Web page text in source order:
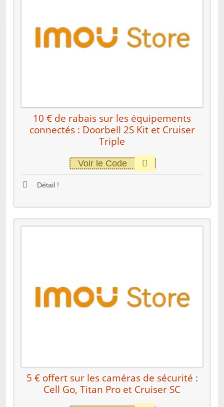
10 € de rabais sur les équipements
connectés : Doorbell 2S Kit et Cruiser
Triple
Voir le Code
Détail !
5 € offert sur les caméras de sécurité :
Cell Go, Titan Pro et Cruiser SC